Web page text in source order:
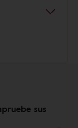
sus